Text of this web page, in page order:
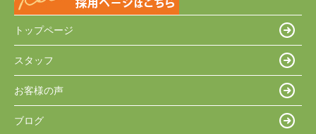
トップページ
スタッフ
お客様の声
ブログ